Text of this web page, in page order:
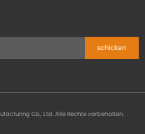
schicken
Co., Ltd. Alle Rechte vorbehalten.